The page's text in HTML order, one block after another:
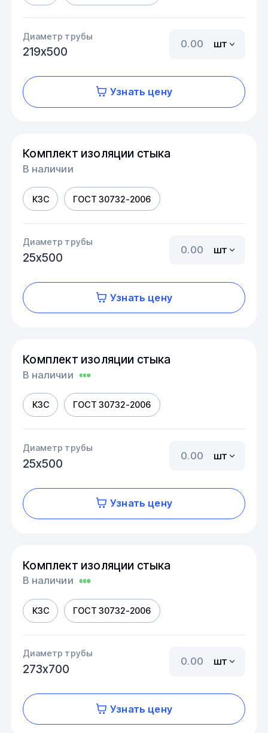
Диаметр трубы
219х500
шт
Узнать цену
Комплект изоляции стыка
В наличии
КЗС ГОСТ 30732-2006
Диаметр трубы
25х500
шт
Узнать цену
Комплект изоляции стыка
В наличии
КЗС ГОСТ 30732-2006
Диаметр трубы
25х500
шт
Узнать цену
Комплект изоляции стыка
В наличии
КЗС ГОСТ 30732-2006
Диаметр трубы
273х700
шт
Узнать цену